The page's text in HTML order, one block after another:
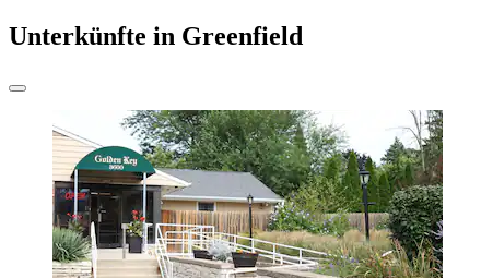
Unterkünfte in Greenfield